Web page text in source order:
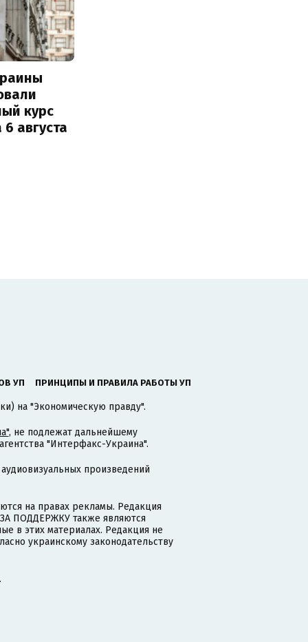
курс
августа
УП ПРИНЦИПЫ И ПРАВИЛА РАБОТЫ УП
на "Экономическую правду".
, не подлежат дальнейшему
"Интерфакс-Украина".
произведений
на правах рекламы. Редакция
ПОДДЕРЖКУ также являются
в этих материалах. Редакция не
украинскому законодательству